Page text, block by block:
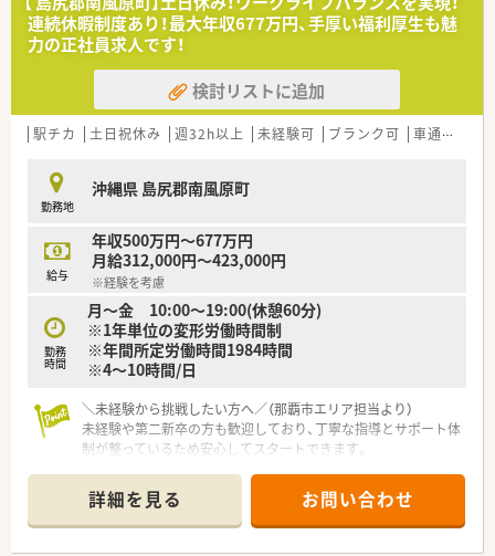
■着実な新店開局に伴う体制強化のための増員募集であり、店舗
間を柔軟に移動して現場を支えていただける正社員を求めてい
ます。
■年齢は20代から60代まで幅広く受け入れており、周囲と協力
し合える協調性や、高いコミュニケーション能力を持つ方を歓迎
します。
■スキルや経験はもちろん大切ですが、一つの場所に留まらず、
■沖縄県内にグループ計10店舗以上を展開し、全店舗が那覇近
郊に集中しているため、店舗間のヘルプ体制が非常に充実してい
ます。
■ほぼ毎年1店舗のペースで新店開局を続けており、今後も着実
な拡大を目指しているため、組織と共に成長を実感できる環境で
す。
■30代の若手社長が従業員満足度の向上に努めており、現場の
業務負担を考慮して無理な在宅業務は行わない方針を貫いてい
【求人情報について】
■ラウンダー正社員として年収650万円から700万円、経験次第
す。
■昇給は年1回、賞与は年2回の支給実績があり、住宅手当を基本
給に集約させることで高いベース給与を実現しているのが特徴
です。
連続休暇制度あり！最大年収677万円、手厚い福利厚生も魅
力の正社員求人です！
検討リストに追加
駅チカ 土日祝休み 週32h以上 未経験可 ブランク可 車通勤可
勤務地
沖縄県 島尻郡南風原町
給与
年収500万円～677万円
月給312,000円～423,000円
※経験を考慮
勤務
時間
月～金 10:00～19:00(休憩60分)
※1年単位の変形労働時間制
※年間所定労働時間1984時間
※4～10時間/日
＼未経験から挑戦したい方へ／（那覇市エリア担当より）
未経験や第二新卒の方も歓迎しており、丁寧な指導とサポート体
制が整っているため安心してスタートできます。
【店舗情報と応需状況について】
■内科を中心とした処方箋を1日あたり約80枚応需しており、着
実に経験を積むことができる環境です。
■広域からの処方箋も幅広く受け付けているため、様々な症例に
詳細を見る お問い合わせ